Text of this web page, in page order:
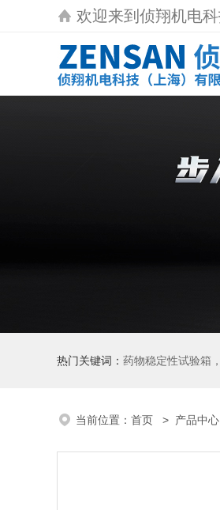
欢迎来到 侦翔机电
热门关键词： 药物稳定性试验箱
当前位置： 首页 > 产品中心